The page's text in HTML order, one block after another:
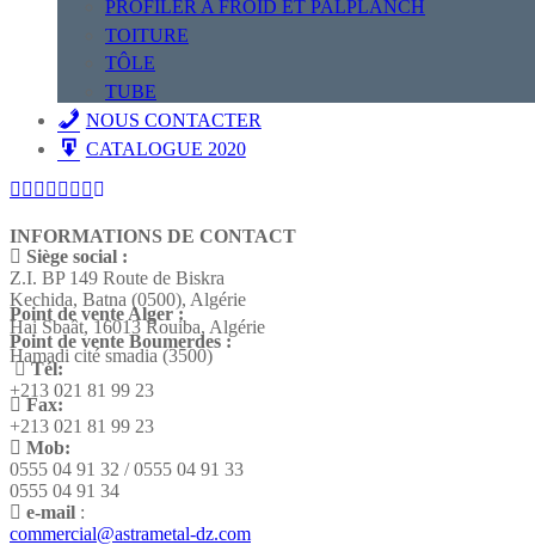
PROFILER A FROID ET PALPLANCH
TOITURE
TÔLE
TUBE
NOUS CONTACTER
CATALOGUE 2020
INFORMATIONS DE CONTACT
Siège social :
Z.I. BP 149 Route de Biskra
Kechida, Batna (0500), Algérie
Point de vente Alger :
Hai Sbaât, 16013 Rouiba, Algérie
Point de vente Boumerdes :
Hamadi cité smadia (3500)
Tél:
+213 021 81 99 23
Fax:
+213 021 81 99 23
Mob:
0555 04 91 32 / 0555 04 91 33
0555 04 91 34
e-mail :
commercial@astrametal-dz.com